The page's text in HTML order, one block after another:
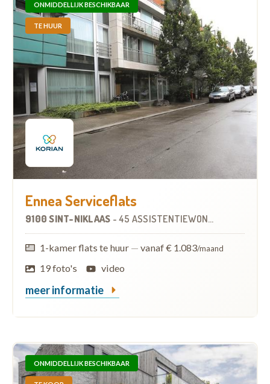
ONMIDDELLIJK BESCHIKBAAR
TE HUUR
Ennea Serviceflats
9100 SINT-NIKLAAS - 45 ASSISTENTIEWONINGEN
1-kamer flats te huur — vanaf € 1.083/maand
19 foto's video
meer informatie
ONMIDDELLIJK BESCHIKBAAR